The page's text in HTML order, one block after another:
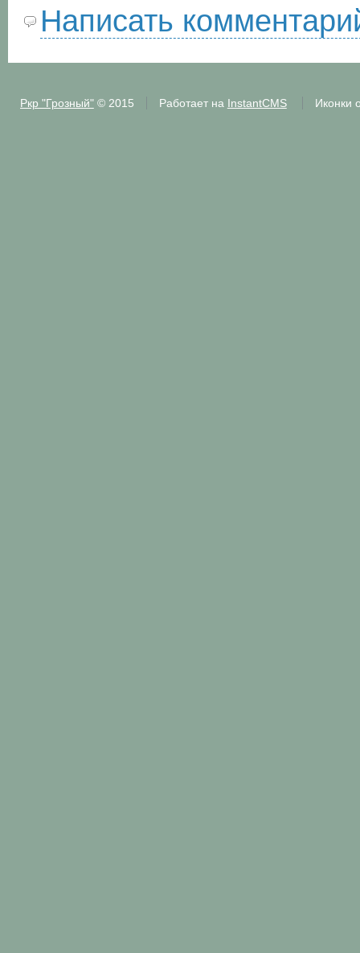
Написать
Ркр "Грозный"© 2015 Работает на InstantCMS Иконки